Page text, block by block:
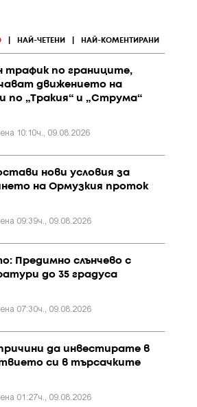
НАЙ-ЧЕТЕНИ НАЙ-КОМЕНТИРАНИ
трафик по границите,
движението на
по „Тракия“ и „Струма“
10:10ч., 09.08.2026
нови условия за
на Ормузкия проток
09:39ч., 09.08.2026
Предимно слънчево с
до 35 градуса
07:30ч., 09.08.2026
да инвестирате в
си в търсачките
01:27ч., 09.08.2026